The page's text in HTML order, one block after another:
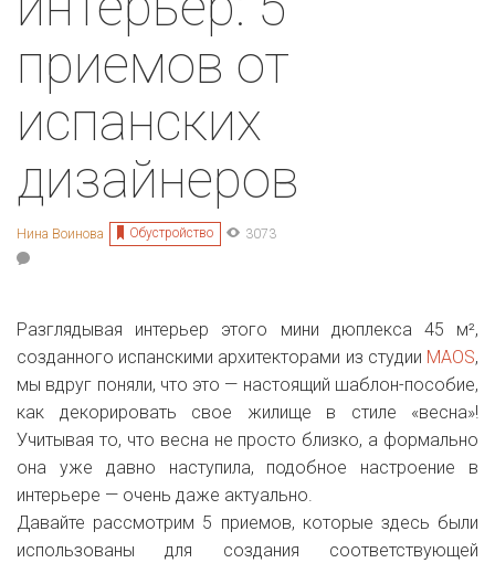
приемов от
испанских
дизайнеров
Нина Воинова Обустройство 3073
Разглядывая интерьер этого мини дюплекса 45 м²,
созданного испанскими архитекторами из студии MAOS,
мы вдруг поняли, что это — настоящий шаблон-пособие,
как декорировать свое жилище в стиле «весна»!
Учитывая то, что весна не просто близко, а формально
она уже давно наступила, подобное настроение в
интерьере — очень даже актуально.
Давайте рассмотрим 5 приемов, которые здесь были
использованы для создания соответствующей